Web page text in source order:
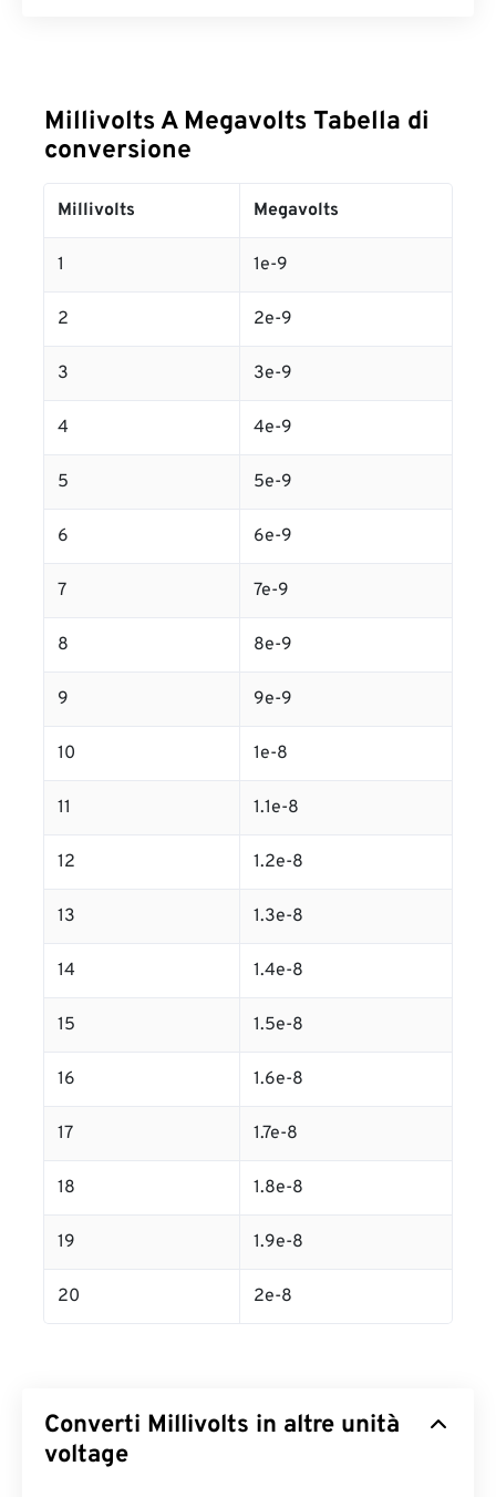
Millivolts A Megavolts Tabella di
conversione
Millivolts Megavolts
1 1e-9
2 2e-9
3 3e-9
4 4e-9
5 5e-9
6 6e-9
7 7e-9
8 8e-9
9 9e-9
10 1e-8
11 1.1e-8
12 1.2e-8
13 1.3e-8
14 1.4e-8
15 1.5e-8
16 1.6e-8
17 1.7e-8
18 1.8e-8
19 1.9e-8
20 2e-8
Converti Millivolts in altre unità
voltage